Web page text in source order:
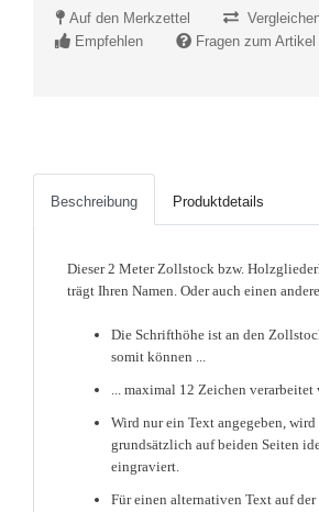
Auf den Merkzettel
Empfehlen
Fragen zum Artikel
Beschreibung Produktdetails
Dieser 2 Meter Zollstock bzw.
trägt Ihren Namen. Oder auch einen
Die Schrifthöhe ist an den
somit können ...
... maximal 12 Zeichen verarbeitet
Wird nur ein Text angegeben, wird
grundsätzlich auf beiden Seiten
eingraviert.
Für einen alternativen Text auf der